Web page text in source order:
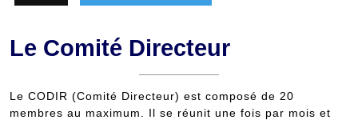
Le Comité Directeur
Le CODIR (Comité Directeur) est composé de 20
membres au maximum. Il se réunit une fois par mois et